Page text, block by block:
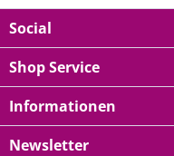
Social
Shop Service
Informationen
Newsletter